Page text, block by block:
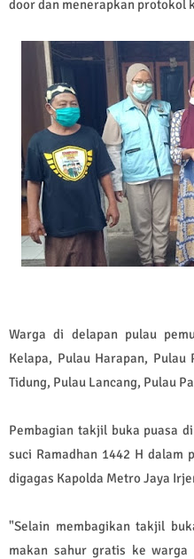
door dan menerapkan protokol
Warga di delapan pulau
Kelapa, Pulau Harapan, Pulau
Tidung, Pulau Lancang, Pulau
Pembagian takjil buka puasa
suci Ramadhan 1442 H dalam
digagas Kapolda Metro Jaya
"Selain membagikan takjil
makan sahur gratis ke warga